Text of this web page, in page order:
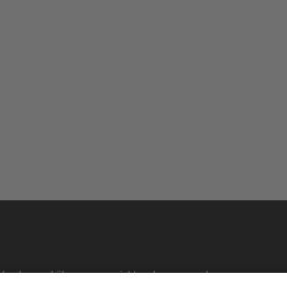
wenn nicht anders angegeben.